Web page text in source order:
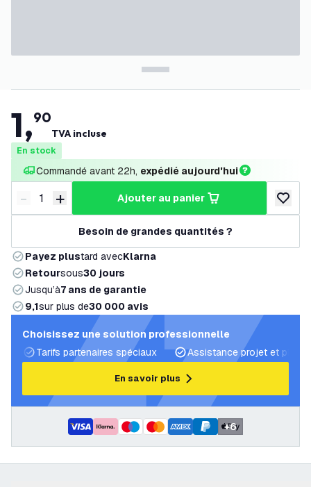
1,90
TVA incluse
En stock
Commandé avant 22h, expédié aujourd'hui
Diminuer la quantité
- Augmenter la quantité
+ ajouter au panier
Besoin de grandes quantités ?
Payez plustard avecKlarna
Retoursous30 jours
Jusqu’à7 ans de garantie
9,1sur plus de30 000 avis
Choisissez une solution professionnelle
Tarifs partenaires spéciaux
Assistance projet et plans
En savoir plus
+6